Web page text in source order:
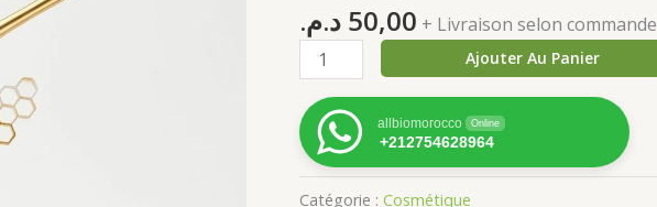
50,00 د.م.
+ Livraison selon commande
quantité
de
Sérum
Miel
Ajouter Au Panier
allbiomorocco Online
+212754628964
Catégorie : Cosmétique